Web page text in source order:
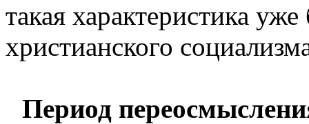
такая характеристика
христианского
Период